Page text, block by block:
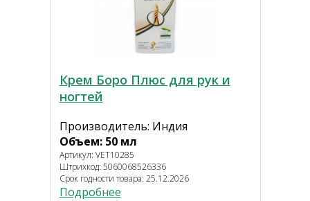
Крем Боро Плюс для рук и
ногтей
Производитель: Индия
Объем: 50 мл
Артикул: VET10285
Штрихкод: 5060068526336
Срок годности товара: 25.12.2026
Подробнее